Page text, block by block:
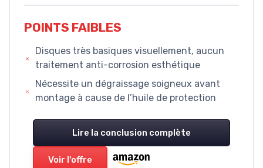
POINTS FAIBLES
Disques très basiques visuellement, aucun
traitement anti-corrosion esthétique
Nécessite un dégraissage soigneux avant
montage à cause de l’huile de protection
Lire la conclusion complète
Voir l'offre